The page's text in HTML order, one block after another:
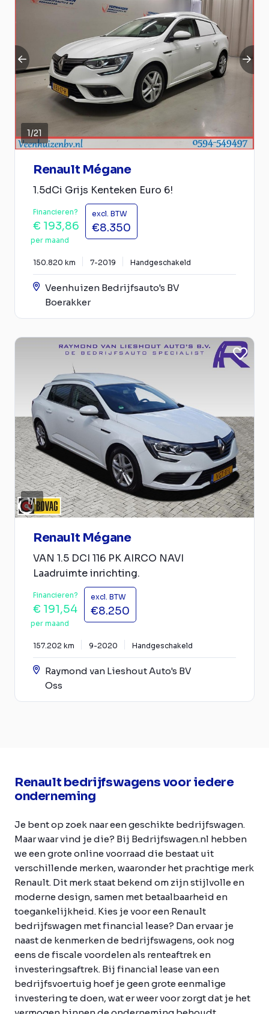
1/21
Renault Mégane
1.5dCi Grijs Kenteken Euro 6!
Financieren?
€ 193,86
per maand
excl. BTW
€8.350
150.820 km 7-2019 Handgeschakeld
Veenhuizen Bedrijfsauto's BV
Boerakker
1/1
Renault Mégane
VAN 1.5 DCI 116 PK AIRCO NAVI
Laadruimte inrichting.
Financieren?
€ 191,54
per maand
excl. BTW
€8.250
157.202 km 9-2020 Handgeschakeld
Raymond van Lieshout Auto's BV
Oss
Renault bedrijfswagens voor iedere
onderneming
Je bent op zoek naar een geschikte bedrijfswagen.
Maar waar vind je die? Bij Bedrijfswagen.nl hebben
we een grote online voorraad die bestaat uit
verschillende merken, waaronder het prachtige merk
Renault. Dit merk staat bekend om zijn stijlvolle en
moderne design, samen met betaalbaarheid en
toegankelijkheid. Kies je voor een Renault
bedrijfswagen met financial lease? Dan ervaar je
naast de kenmerken de bedrijfswagens, ook nog
eens de fiscale voordelen als renteaftrek en
investeringsaftrek. Bij financial lease van een
bedrijfsvoertuig hoef je geen grote eenmalige
investering te doen, wat er weer voor zorgt dat je het